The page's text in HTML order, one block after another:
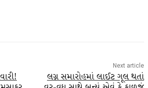
Next article
લગ્ન સમારોહમાં લાઈટ ગૂલ થતાં